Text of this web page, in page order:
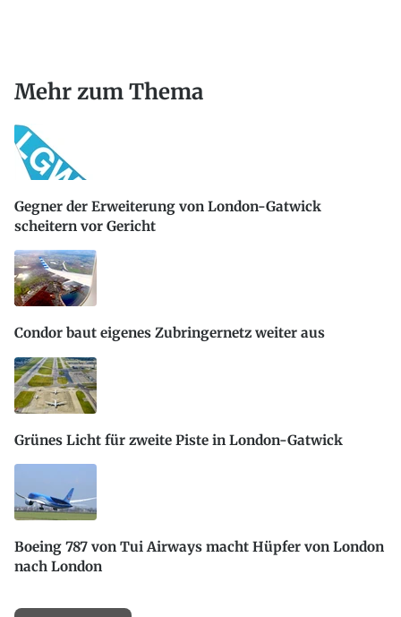
Mehr zum Thema
Gegner der Erweiterung von London-Gatwick
scheitern vor Gericht
Condor baut eigenes Zubringernetz weiter aus
Grünes Licht für zweite Piste in London-Gatwick
Boeing 787 von Tui Airways macht Hüpfer von London
nach London